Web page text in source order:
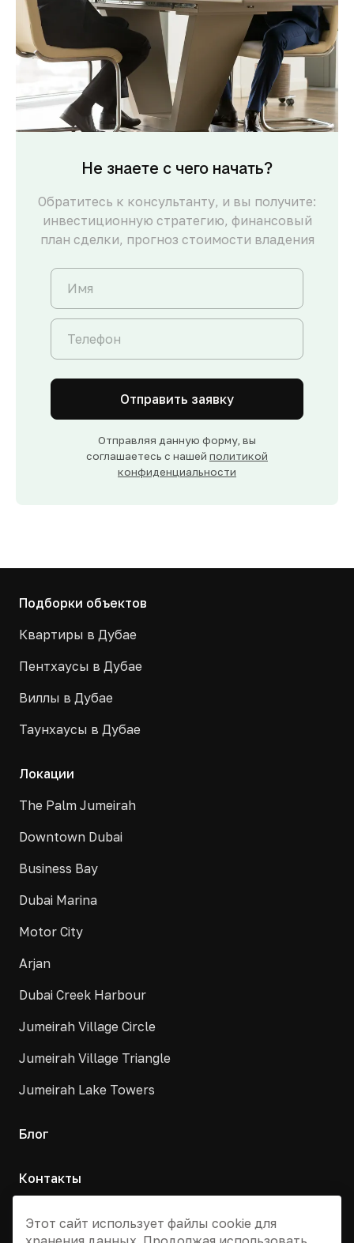
Не знаете с чего начать?
Обратитесь к консультанту, и вы получите:
инвестиционную стратегию, финансовый
план сделки, прогноз стоимости владения
Отправить заявку
Отправляя данную форму, вы
соглашаетесь с нашей политикой
конфиденциальности
Подборки объектов
Квартиры в Дубае
Пентхаусы в Дубае
Виллы в Дубае
Таунхаусы в Дубае
Локации
The Palm Jumeirah
Downtown Dubai
Business Bay
Dubai Marina
Motor City
Arjan
Dubai Creek Harbour
Jumeirah Village Circle
Jumeirah Village Triangle
Jumeirah Lake Towers
Блог
Контакты
Этот сайт использует файлы cookie для